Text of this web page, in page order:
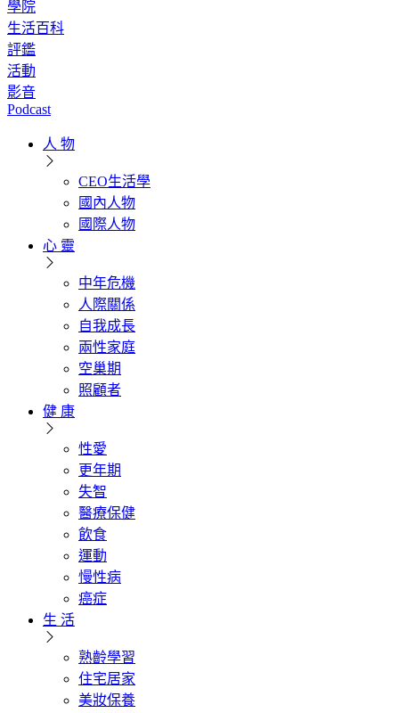
學院
生活百科
評鑑
活動
影音
Podcast
人 物
CEO生活學
國內人物
國際人物
心 靈
中年危機
人際關係
自我成長
兩性家庭
空巢期
照顧者
健 康
性愛
更年期
失智
醫療保健
飲食
運動
慢性病
癌症
生 活
熟齡學習
住宅居家
美妝保養